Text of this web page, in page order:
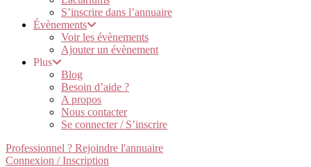
S’inscrire dans l’annuaire
Évènements
Voir les évènements
Ajouter un évènement
Plus
Blog
Besoin d’aide ?
A propos
Nous contacter
Se connecter / S’inscrire
Professionnel ? Rejoindre l'annuaire
Connexion / Inscription